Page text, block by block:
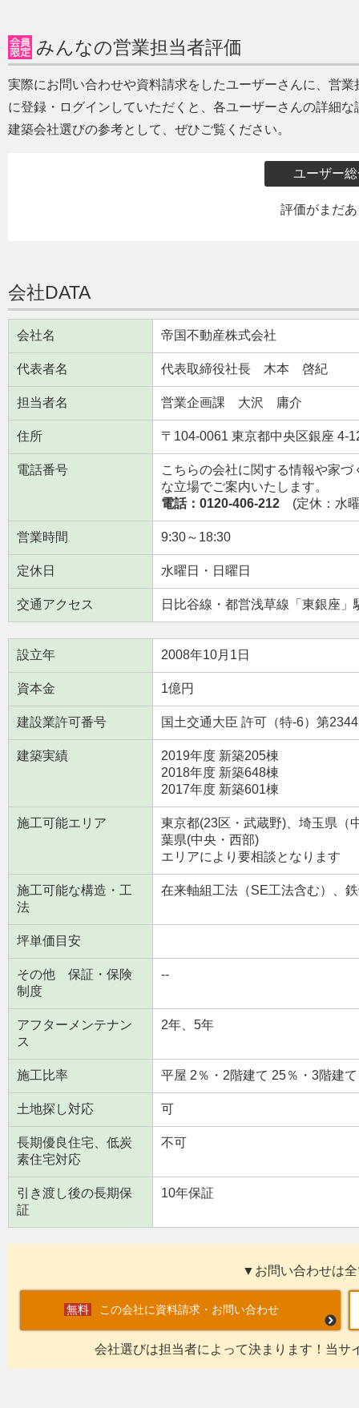
みんなの営業担当者評価
実際にお問い合わせや資料請求をしたユーザーさんに、営
に登録・ログインしていただくと、各ユーザーさんの詳細
建築会社選びの参考として、ぜひご覧ください。
ユーザー
評価がまだ
会社DATA
会社名 帝国不動産株式会社
代表者名 代表取締役社長 木本 啓紀
担当者名 営業企画課 大沢 庸介
住所 〒104-0061 東京都中央区銀座 4-
電話番号
こちらの会社に関する情報や家
な立場でご案内いたします。
電話：0120-406-212 (定休：水
営業時間 9:30～18:30
定休日 水曜日・日曜日
交通アクセス 日比谷線・都営浅草線「東銀座
設立年 2008年10月1日
資本金 1億円
建設業許可番号 国土交通大臣 許可（特-6）第
建築実績
2019年度 新築205棟
2018年度 新築648棟
2017年度 新築601棟
施工可能エリア
東京都(23区・武蔵野)、埼玉県（
葉県(中央・西部)
エリアにより要相談となります
施工可能な構造・工
法
在来軸組工法（SE工法含む）、
坪単価目安
その他 保証・保険
制度
--
アフターメンテナン
ス
2年、5年
施工比率 平屋 2％・2階建て 25％・3階建
土地探し対応 可
長期優良住宅、低炭
素住宅対応
不可
引き渡し後の長期保
証
10年保証
▼お問い合わせは
この会社に資料請求・お問い合わせ
会社選びは担当者によって決まります！当サ